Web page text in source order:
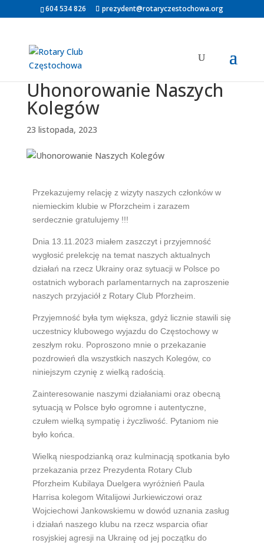
604 534 826 prezydent@rotaryczestochowa.org
Uhonorowanie Naszych
Kolegów
23 listopada, 2023
Przekazujemy relację z wizyty naszych członków w
niemieckim klubie w Pforzcheim i zarazem
serdecznie gratulujemy !!!
Dnia 13.11.2023 miałem zaszczyt i przyjemność
wygłosić prelekcję na temat naszych aktualnych
działań na rzecz Ukrainy oraz sytuacji w Polsce po
ostatnich wyborach parlamentarnych na zaproszenie
naszych przyjaciół z Rotary Club Pforzheim.
Przyjemność była tym większa, gdyż licznie stawili się
uczestnicy klubowego wyjazdu do Częstochowy w
zeszłym roku. Poproszono mnie o przekazanie
pozdrowień dla wszystkich naszych Kolegów, co
niniejszym czynię z wielką radością.
Zainteresowanie naszymi działaniami oraz obecną
sytuacją w Polsce było ogromne i autentyczne,
czułem wielką sympatię i życzliwość. Pytaniom nie
było końca.
Wielką niespodzianką oraz kulminacją spotkania było
przekazania przez Prezydenta Rotary Club
Pforzheim Kubilaya Duelgera wyróżnień Paula
Harrisa kolegom Witalijowi Jurkiewiczowi oraz
Wojciechowi Jankowskiemu w dowód uznania zasług
i działań naszego klubu na rzecz wsparcia ofiar
rosyjskiej agresji na Ukrainę od jej początku do